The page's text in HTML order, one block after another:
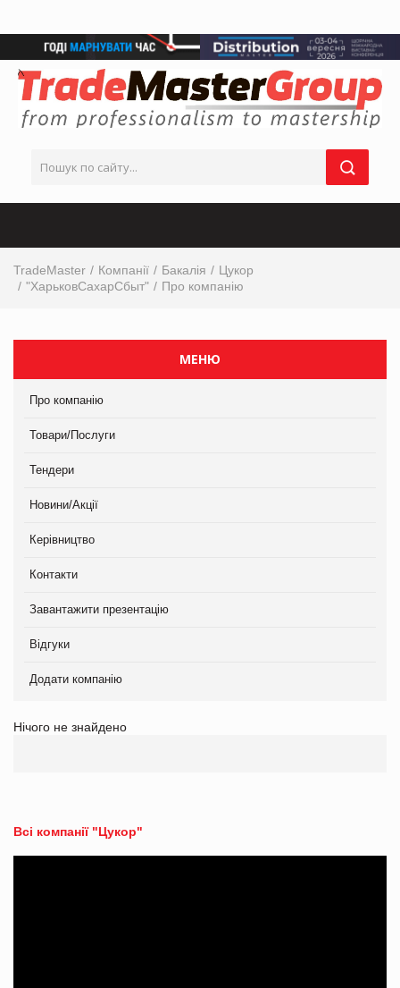
TradeMaster Компанії Бакалія
Цукор
"ХарьковСахарСбыт"
Про компанію
МЕНЮ
Про компанію
Товари/Послуги
Тендери
Новини/Акції
Керівництво
Контакти
Завантажити презентацію
Відгуки
Додати компанію
Нічого не знайдено
Всі компанії "Цукор"